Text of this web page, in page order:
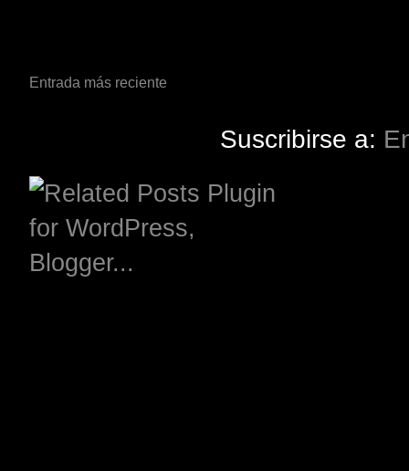
Entrada más reciente
Suscribirse a: